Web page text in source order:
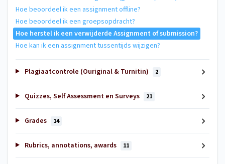
Hoe beoordeel ik een assignment offline?
Hoe beoordeel ik een groepsopdracht?
Hoe herstel ik een verwijderde Assignment of submission?
Hoe kan ik een assignment tussentijds wijzigen?
Plagiaatcontrole (Ouriginal & Turnitin) 2
Quizzes, Self Assessment en Surveys 21
Grades 14
Rubrics, annotations, awards 11